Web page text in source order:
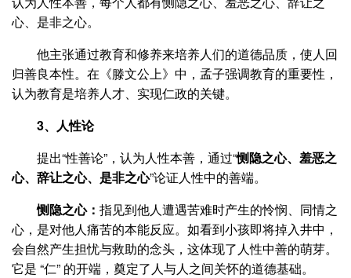
心、是非之心。
他主张通过教育和修养来培养人们的道德品质，使人回
归善良本性。在《滕文公上》中，孟子强调教育的重要性，
认为教育是培养人才、实现仁政的关键。
3、人性论
提出“性善论”，认为人性本善，通过“恻隐之心、羞恶之
心、辞让之心、是非之心”论证人性中的善端。
恻隐之心： 指见到他人遭遇苦难时产生的怜悯、同情之
心，是对他人痛苦的本能反应。如看到小孩即将掉入井中，
会自然产生担忧与救助的念头，这体现了人性中善的萌芽。
它是 “仁” 的开端，奠定了人与人之间关怀的道德基础。